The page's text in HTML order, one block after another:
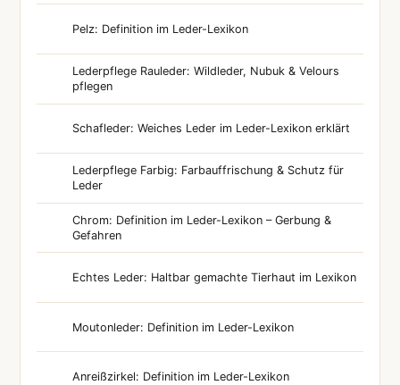
Pelz: Definition im Leder-Lexikon
Lederpflege Rauleder: Wildleder, Nubuk & Velours
pflegen
Schafleder: Weiches Leder im Leder-Lexikon erklärt
Lederpflege Farbig: Farbauffrischung & Schutz für
Leder
Chrom: Definition im Leder-Lexikon – Gerbung &
Gefahren
Echtes Leder: Haltbar gemachte Tierhaut im Lexikon
Moutonleder: Definition im Leder-Lexikon
Anreißzirkel: Definition im Leder-Lexikon